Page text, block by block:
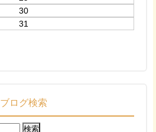
30
31
ブログ検索